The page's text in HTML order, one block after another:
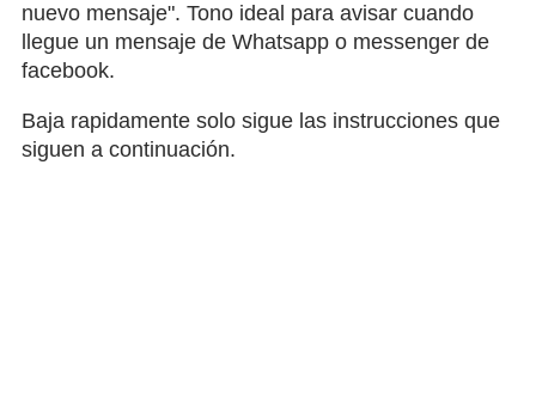
nuevo mensaje". Tono ideal para avisar cuando
llegue un mensaje de Whatsapp o messenger de
facebook.
Baja rapidamente solo sigue las instrucciones que
siguen a continuación.